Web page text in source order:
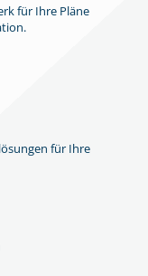
für Ihre Pläne
für Ihre